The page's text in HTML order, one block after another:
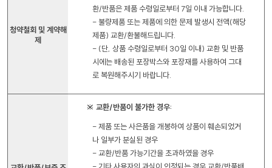
청약철회 및 계약해
제
환/반품은 제품 수령일로부터 7일 이내 가능합니다.
- 불량제품 또는 제품에 의한 문제 발생시 전액(해당
제품) 교환/환불해드립니다.
- (단, 상품 수령일로부터 30일 이내) 교환 및 반품
시에는 배송된 포장박스와 포장재를 사용하여 그대
로 복원해주시기 바랍니다.
※ 교환/반품이 불가한 경우:
- 제품 또는 사은품을 개봉하여 상품이 훼손되었거
나 일부가 분실된 경우
- 교환/반품 가능기간을 초과하였을 경우